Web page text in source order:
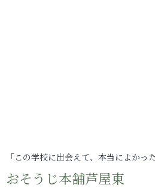
「この学校に出会えて、本当によかった
おそうじ本舗芦屋東